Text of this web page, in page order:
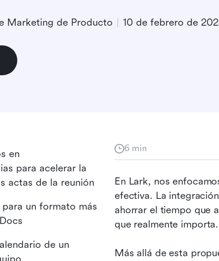
Marketing de Producto 10 de febrero de
6 min
En Lark, nos
efectiva. La
ahorrar el tiempo que
que realmente importa.
Más allá de esta
en
para acelerar la
actas de la reunión
un formato más
de un